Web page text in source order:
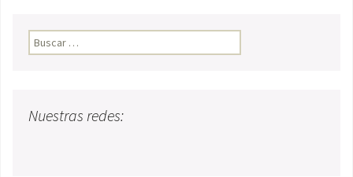
Buscar:
Nuestras redes: